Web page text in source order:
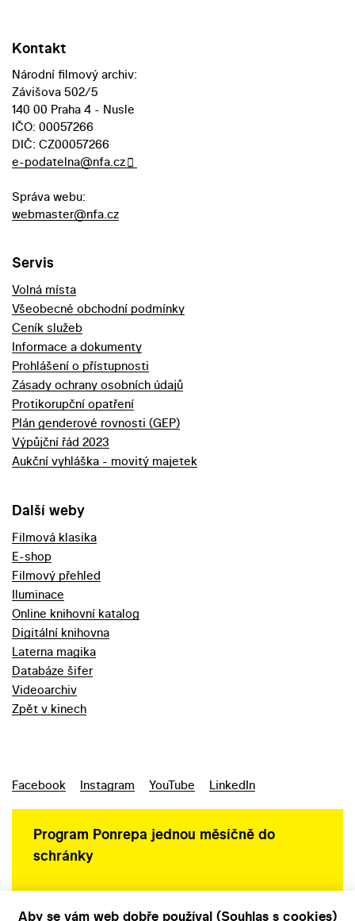
Kontakt
Národní filmový archiv:
Závišova 502/5
140 00 Praha 4 - Nusle
IČO: 00057266
DIČ: CZ00057266
e-podatelna@nfa.cz
Správa webu:
webmaster@nfa.cz
Servis
Volná místa
Všeobecné obchodní podmínky
Ceník služeb
Informace a dokumenty
Prohlášení o přístupnosti
Zásady ochrany osobních údajů
Protikorupční opatření
Plán genderové rovnosti (GEP)
Výpůjční řád 2023
Aukční vyhláška - movitý majetek
Další weby
Filmová klasika
E-shop
Filmový přehled
Iluminace
Online knihovní katalog
Digitální knihovna
Laterna magika
Databáze šifer
Videoarchiv
Zpět v kinech
Facebook Instagram YouTube LinkedIn
Program Ponrepa jednou měsíčně do
schránky
Aby se vám web dobře používal (Souhlas s cookies)